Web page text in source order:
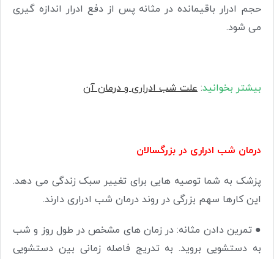
حجم ادرار باقیمانده در مثانه پس از دفع ادرار اندازه گیری
می شود.
بیشتر بخوانید: علت شب ادراری و درمان آن
درمان شب ادراری در بزرگسالان
پزشک به شما توصیه هایی برای تغییر سبک زندگی می دهد.
این کارها سهم بزرگی در روند درمان شب ادراری دارند.
● تمرین دادن مثانه: در زمان های مشخص در طول روز و شب
به دستشویی بروید. به تدریج فاصله زمانی بین دستشویی